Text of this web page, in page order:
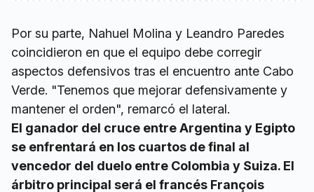
Por su parte, Nahuel Molina y Leandro Paredes
coincidieron en que el equipo debe corregir
aspectos defensivos tras el encuentro ante Cabo
Verde. "Tenemos que mejorar defensivamente y
mantener el orden", remarcó el lateral.
El ganador del cruce entre Argentina y Egipto
se enfrentará en los cuartos de final al
vencedor del duelo entre Colombia y Suiza. El
árbitro principal será el francés François